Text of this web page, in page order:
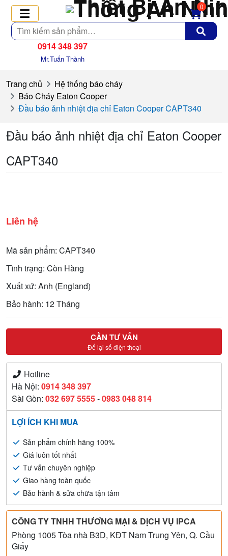
Tìm
kiếm
0
0914 348 397
Mr.Tuấn Thành
Trang chủ
Hệ thống báo cháy
Báo Cháy Eaton Cooper
Đầu báo ảnh nhiệt địa chỉ Eaton Cooper CAPT340
Đầu báo ảnh nhiệt địa chỉ Eaton Cooper
CAPT340
Liên hệ
Mã sản phẩm: CAPT340
Tình trạng: Còn Hàng
Xuất xứ: Anh (England)
Bảo hành: 12 Tháng
CẦN TƯ VẤN
Để lại số điện thoại
Hotline
Hà Nội: 0914 348 397
Sài Gòn: 032 697 5555-0983 048 814
LỢI ÍCH KHI MUA
Sản phẩm chính hãng 100%
Giá luôn tốt nhất
Tư vấn chuyên nghiệp
Giao hàng toàn quốc
Bảo hành & sửa chữa tận tâm
CÔNG TY TNHH THƯƠNG MẠI & DỊCH VỤ IPCA
Phòng 1005 Tòa nhà B3D, KĐT Nam Trung Yên, Q. Cầu
Giấy